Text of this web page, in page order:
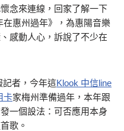
念來連線，回家了解一下
在惠州過年》，為惠陽音樂
感動人心，訴說了不少在
記者，今年這Klook 中信line
卡家梅州準備過年，本年跟
一個設法：可否應用本身
歌。